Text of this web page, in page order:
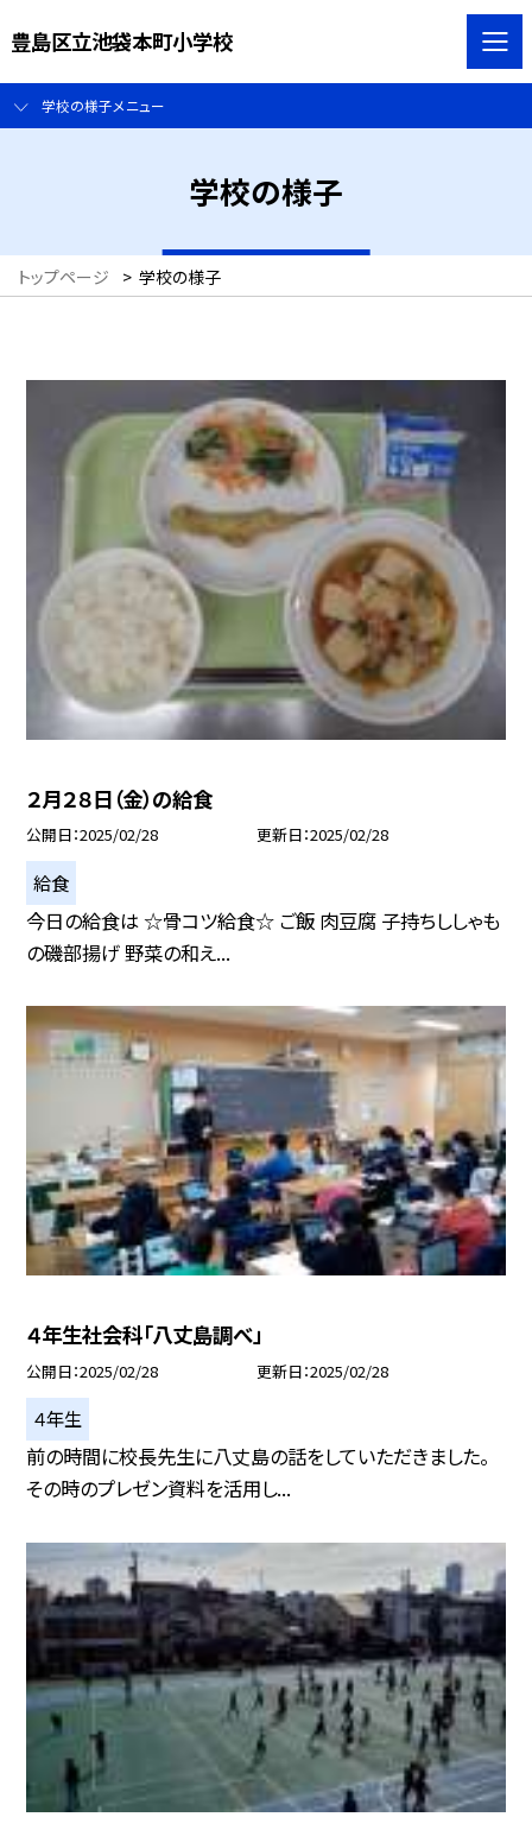
豊島区立池袋本町小学校
学校の様子メニュー
学校の様子
トップページ > 学校の様子
２月２８日（金）の給食
公開日 2025/02/28 更新日 2025/02/28
給食
今日の給食は ☆骨コツ給食☆ ご飯 肉豆腐 子持ちししゃも
の磯部揚げ 野菜の和え...
４年生社会科「八丈島調べ」
公開日 2025/02/28 更新日 2025/02/28
４年生
前の時間に校長先生に八丈島の話をしていただきました。
その時のプレゼン資料を活用し...